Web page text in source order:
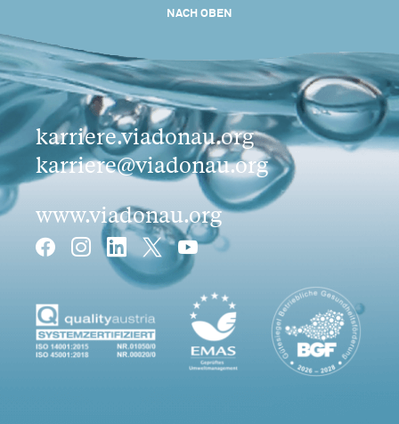
NACH OBEN
karriere.viadonau.org
karriere@viadonau.org
www.viadonau.org